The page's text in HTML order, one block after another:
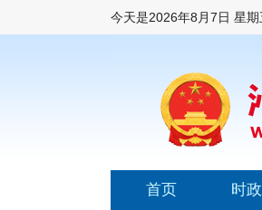
今天是2026年8月7日 星期
首页 时